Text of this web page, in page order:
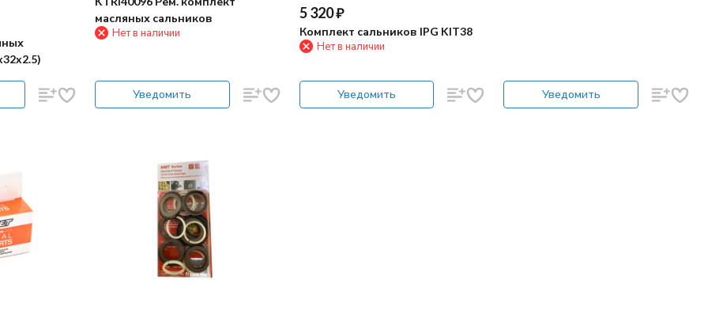
масляных сальников
Нет в наличии
Уведомить
5 320₽
Комплект сальников IPG KIT38
Нет в наличии
Уведомить Уведомить